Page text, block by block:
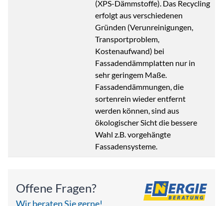
(XPS-Dämmstoffe). Das Recycling
erfolgt aus verschiedenen
Gründen (Verunreinigungen,
Transportproblem,
Kostenaufwand) bei
Fassadendämmplatten nur in
sehr geringem Maße.
Fassadendämmungen, die
sortenrein wieder entfernt
werden können, sind aus
ökologischer Sicht die bessere
Wahl z.B. vorgehängte
Fassadensysteme.
Offene Fragen?
Wir beraten Sie gerne!